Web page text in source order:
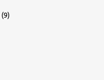
(9)